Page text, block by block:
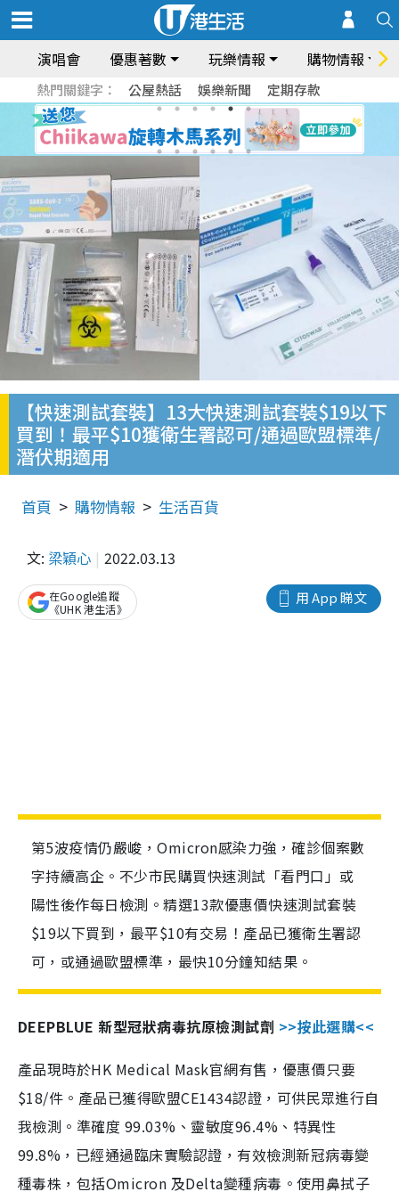
演唱會 優惠著數 玩樂情報 購物情報
熱門關鍵字： 公屋熱話 娛樂新聞 定期存款
【快速測試套裝】13大快速測試套裝$19以下
買到！最平$10獲衛生署認可/通過歐盟標準/
潛伏期適用
首頁 購物情報 生活百貨
文: 梁穎心 2022.03.13
用 App 睇文
在Google追蹤
《UHK 港生活》
第5波疫情仍嚴峻，Omicron感染力強，確診個案數
字持續高企。不少市民購買快速測試「看門口」或
陽性後作每日檢測。精選13款優惠價快速測試套裝
$19以下買到，最平$10有交易！產品已獲衛生署認
可，或通過歐盟標準，最快10分鐘知結果。
DEEPBLUE 新型冠狀病毒抗原檢測試劑 >>按此選購<<
產品現時於HK Medical Mask官網有售，優惠價只要
$18/件。產品已獲得歐盟CE1434認證，可供民眾進行自
我檢測。準確度 99.03%、靈敏度96.4%、特異性
99.8%，已經通過臨床實驗認證，有效檢測新冠病毒變
種毒株，包括Omicron 及Delta變種病毒。使用鼻拭子